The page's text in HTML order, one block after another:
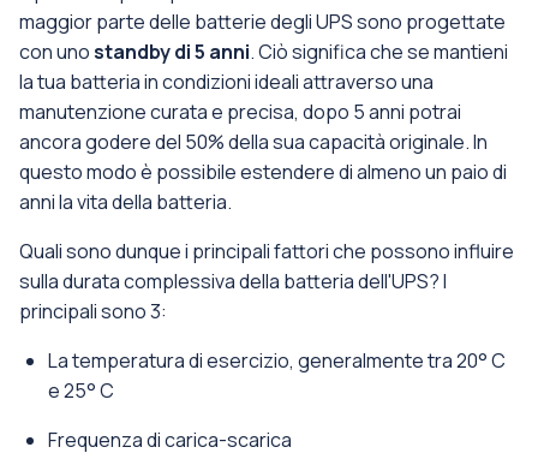
maggior parte delle batterie degli UPS sono progettate
con unostandby di 5 anni. Ciò significa che se mantieni
la tua batteria in condizioni ideali attraverso una
manutenzione curata e precisa, dopo 5 anni potrai
ancora godere del 50% della sua capacità originale. In
questo modo è possibile estendere di almeno un paio di
anni la vita della batteria.
Quali sono dunque i principali fattori che possono influire
sulla durata complessiva della batteria dell'UPS? I
principali sono 3:
La temperatura di esercizio, generalmente tra 20° C
e 25° C
Frequenza di carica-scarica